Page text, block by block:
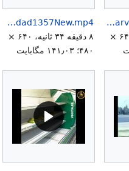
AttentatAttemptShahanshahKakhMarmar21Farvardin1344.mp4
۴ دقیقه ۴۵ ثانیه، ۶۴۰ ×
CinemaRexAbadanKhomeiniInferno28Amordad1357New.mp4
۸ دقیقه ۳۴ ثانیه، ۶۴۰ ×
۴۸۰؛ ۱۴۱٫۰۳ مگابایت